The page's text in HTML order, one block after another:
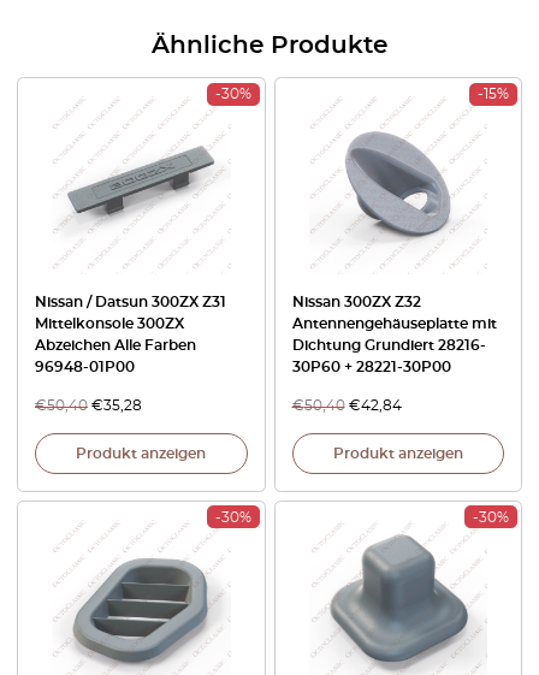
Ähnliche Produkte
-30%
Nissan / Datsun 300ZX Z31
Mittelkonsole 300ZX
Abzeichen Alle Farben
96948-01P00
€50,40 €35,28
Produkt anzeigen
-15%
Nissan 300ZX Z32
Antennengehäuseplatte mit
Dichtung Grundiert 28216-
30P60 + 28221-30P00
€50,40 €42,84
Produkt anzeigen
-30% -30%